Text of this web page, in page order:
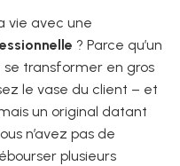
vie avec une
? Parce qu’un
transformer en gros
le vase du client – et
un original datant
n’avez pas de
plusieurs